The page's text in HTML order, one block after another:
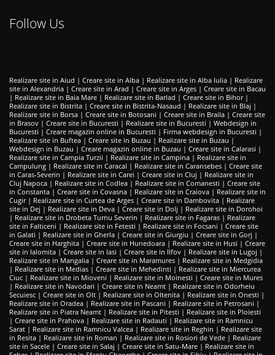
Follow Us
Realizare site in Aiud | Creare site in Alba | Realizare site in Alba Iulia | Realizare
site in Alexandria | Creare site in Arad | Creare site in Arges | Creare site in Bacau
| Realizare site in Baia Mare | Realizare site in Barlad | Creare site in Bihor|
Realizare site in Bistrita | Creare site in Bistrita-Nasaud | Realizare site in Blaj |
Realizare site in Borsa | Creare site in Botosani | Creare site in Braila | Creare site
in Brasov | Creare site in Bucuresti | Realizare site in Bucuresti | Webdesign in
Bucuresti | Creare magazin online in Bucuresti | Firma webdesign in Bucuresti |
Realizare site in Buftea | Creare site in Buzau | Realizare site in Buzau |
Webdesign in Buzau | Creare magazin online in Buzau | Creare site in Calarasi |
Realizare site in Campia Turzii | Realizare site in Campina | Realizare site in
Campulung | Realizare site in Caracal | Realizare site in Caransebes | Creare site
in Caras-Severin | Realizare site in Carei | Creare site in Cluj | Realizare site in
Cluj Napoca | Realizare site in Codlea | Realizare site in Comanesti | Creare site
in Constanta | Creare site in Covasna | Realizare site in Craiova | Realizare site in
Cugir| Realizare site in Curtea de Arges | Creare site in Dambovita | Realizare
site in Dej | Realizare site in Deva | Creare site in Dolj | Realizare site in Dorohoi
| Realizare site in Drobeta Turnu Severin | Realizare site in Fagaras | Realizare
site in Falticeni | Realizare site in Fetesti | Realizare site in Focsani | Creare site
in Galati | Realizare site in Gherla | Creare site in Giurgiu | Creare site in Gorj |
Creare site in Harghita | Creare site in Hunedoara | Realizare site in Husi | Creare
site in Ialomita | Creare site in Iasi | Creare site in Ilfov | Realizare site in Lugoj |
Realizare site in Mangalia | Creare site in Maramures | Realizare site in Medgidia
| Realizare site in Medias | Creare site in Mehedinti | Realizare site in Miercurea
Ciuc | Realizare site in Mioveni | Realizare site in Moinesti | Creare site in Mures
| Realizare site in Navodari | Creare site in Neamt | Realizare site in Odorheiu
Secuiesc | Creare site in Olt | Realizare site in Oltenita | Realizare site in Onesti |
Realizare site in Oradea | Realizare site in Pascani | Realizare site in Petrosani |
Realizare site in Piatra Neamt | Realizare site in Pitesti | Realizare site in Ploiesti
| Creare site in Prahova | Realizare site in Radauti | Realizare site in Ramnicu
Sarat | Realizare site in Ramnicu Valcea | Realizare site in Reghin | Realizare site
in Resita | Realizare site in Roman | Realizare site in Rosiori de Vede | Realizare
site in Sacele | Creare site in Salaj | Creare site in Satu-Mare | Realizare site in